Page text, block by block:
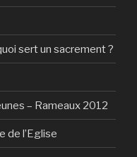
sert un sacrement ?
– Rameaux 2012
de l’Eglise